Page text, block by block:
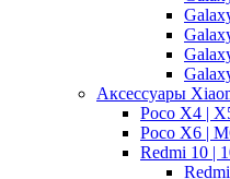
Аксессуары
Poco X4 |
Poco X6 |
Redmi 10 |